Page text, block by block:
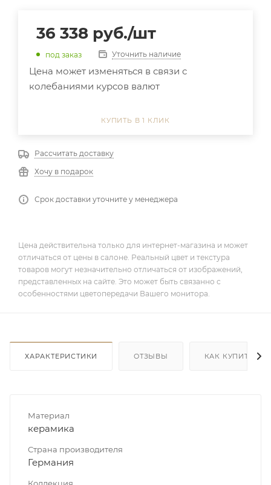
36 338 руб./шт
под заказ Уточнить наличие
Цена может изменяться в связи с
колебаниями курсов валют
КУПИТЬ В 1 КЛИК
Рассчитать доставку
Хочу в подарок
Срок доставки уточните у менеджера
Цена действительна только для интернет-магазина и может
отличаться от цены в салоне. Реальный цвет и текстура
товаров могут незначительно отличаться от изображений,
представленных на сайте. Это может быть связанно с
особенностями цветопередачи Вашего монитора.
ХАРАКТЕРИСТИКИ ОТЗЫВЫ КАК КУПИТЬ
Материал
керамика
Страна производителя
Германия